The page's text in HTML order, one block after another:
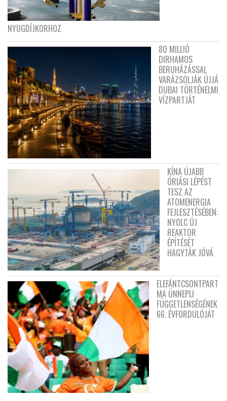
NYUGDÍJKORHOZ
80 MILLIÓ
DIRHAMOS
BERUHÁZÁSSAL
VARÁZSOLJÁK ÚJJÁ
DUBAI TÖRTÉNELMI
VÍZPARTJÁT
KÍNA ÚJABB
ÓRIÁSI LÉPÉST
TESZ AZ
ATOMENERGIA
FEJLESZTÉSÉBEN:
NYOLC ÚJ
REAKTOR
ÉPÍTÉSÉT
HAGYTÁK JÓVÁ
ELEFÁNTCSONTPART
MA ÜNNEPLI
FÜGGETLENSÉGÉNEK
66. ÉVFORDULÓJÁT